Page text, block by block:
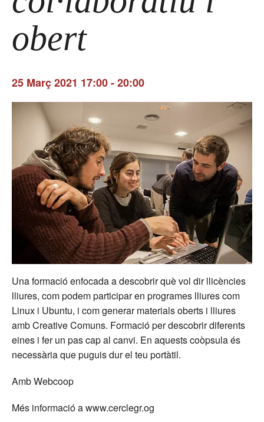
obert
25 Març 2021 17:00-20:00
Una formació enfocada a descobrir què vol dir llicències
lliures, com podem participar en programes lliures com
Linux i Ubuntu, i com generar materials oberts i lliures
amb Creative Comuns. Formació per descobrir diferents
eines i fer un pas cap al canvi. En aquests coòpsula és
necessària que puguis dur el teu portàtil.
Amb Webcoop
Més informació a www.cerclegr.og